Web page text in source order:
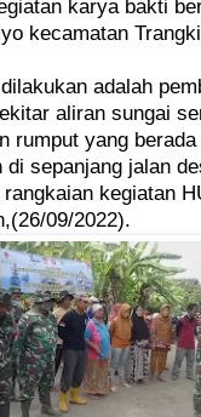
karya bakti
kecamatan
adalah
aliran sungai
rumput yang
di sepanjang jalan
kegiatan
09/2022).